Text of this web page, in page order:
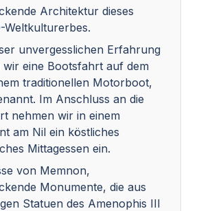
Architektur dieses
Weltkulturerbes.
unvergesslichen Erfahrung
wir eine Bootsfahrt auf dem
traditionellen Motorboot,
Im Anschluss an die
nehmen wir in einem
am Nil ein köstliches
Mittagessen ein.
von Memnon,
Monumente, die aus
Statuen des Amenophis III